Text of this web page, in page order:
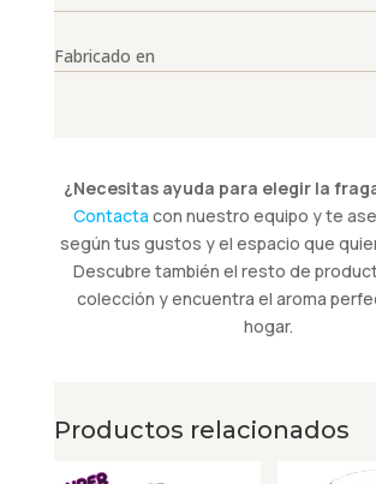
Fabricado en
¿Necesitas ayuda para elegir la
Contacta con nuestro equipo y te
según tus gustos y el espacio que
Descubre también el resto de
colección y encuentra el aroma
hogar.
Productos relacionados